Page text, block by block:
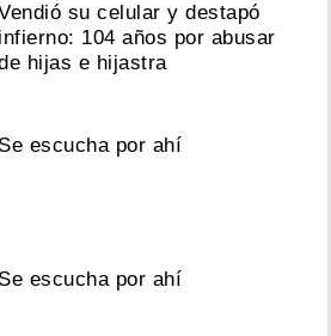
su celular y destapó
infierno: 104 años por abusar
hijas e hijastra
Se escucha por ahí
Se escucha por ahí